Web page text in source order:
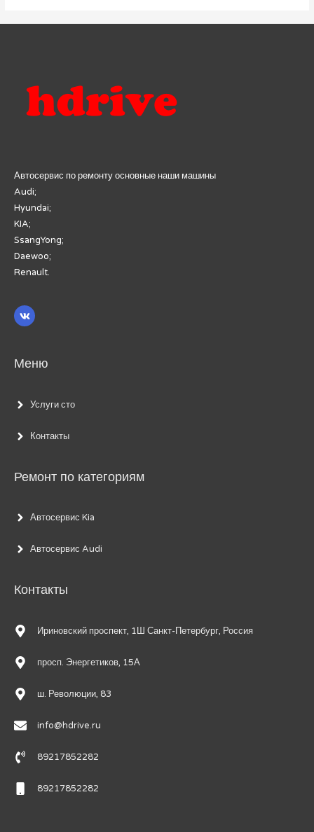
Автосервис по ремонту основные наши машины
Audi;
Hyundai;
KIA;
SsangYong;
Daewoo;
Renault.
Меню
Услуги сто
Контакты
Ремонт по категориям
Автосервис Kia
Автосервис Audi
Контакты
Ириновский проспект, 1Ш Санкт-Петербург, Россия
просп. Энергетиков, 15А
ш. Революции, 83
info@hdrive.ru
89217852282
89217852282